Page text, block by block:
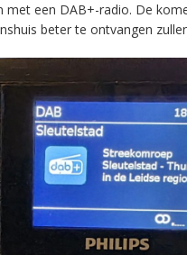
een DAB+-radio. De
beter te ontvangen